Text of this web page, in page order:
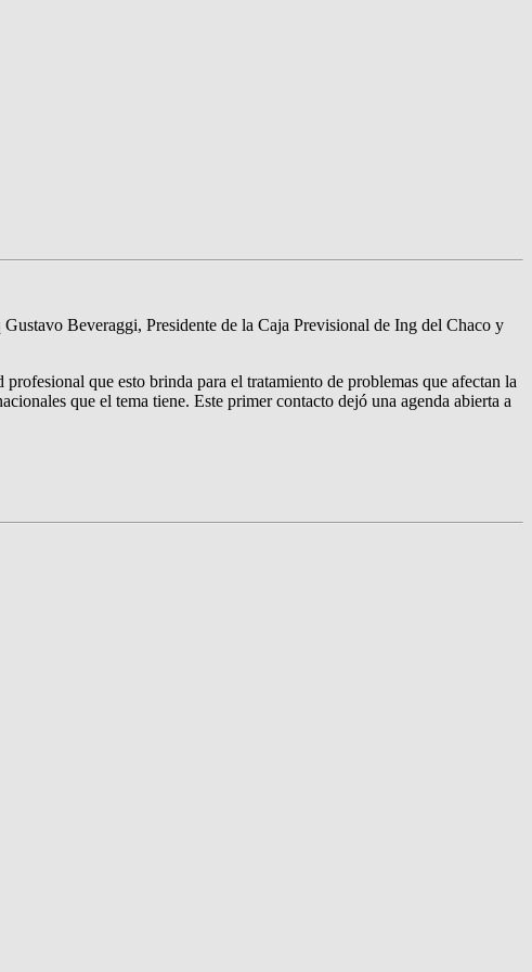
Beveraggi, Presidente de la Caja Previsional de Ing del Chaco y
que esto brinda para el tratamiento de problemas que afectan la
que el tema tiene. Este primer contacto dejó una agenda abierta a